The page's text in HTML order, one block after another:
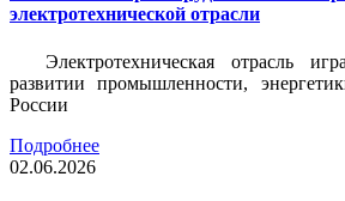
электротехнической отрасли
Электротехническая отрасль
развитии промышленности,
России
Подробнее
02.06.2026